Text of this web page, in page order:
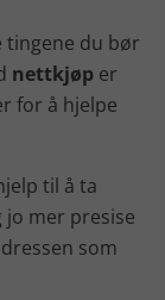
tingene du bør
nettkjøp er
for å hjelpe
til å ta
jo mer presise
som